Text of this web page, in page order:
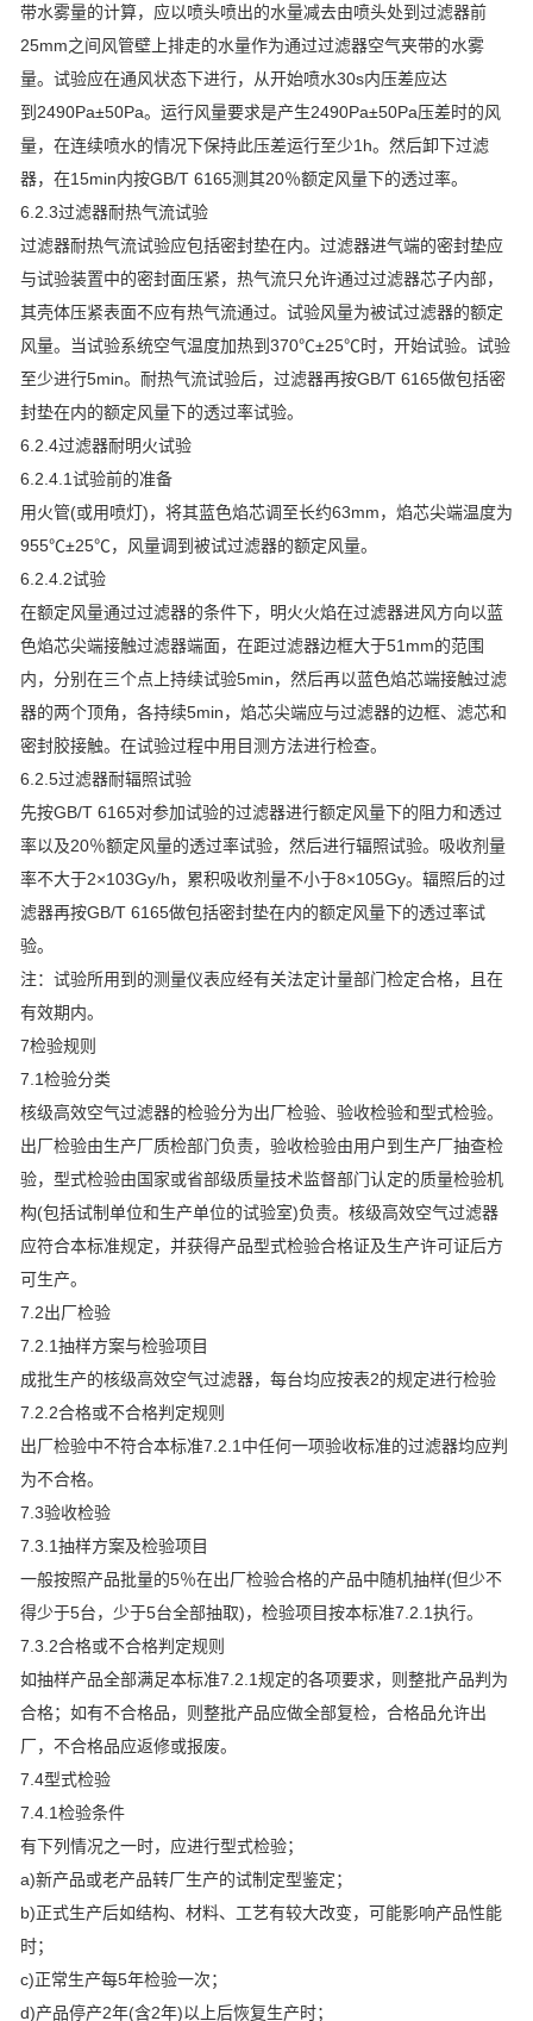
带水雾量的计算，应以喷头喷出的水量减去由喷头处到过滤器前
25mm之间风管壁上排走的水量作为通过过滤器空气夹带的水雾
量。试验应在通风状态下进行，从开始喷水30s内压差应达
到2490Pa±50Pa。运行风量要求是产生2490Pa±50Pa压差时的风
量，在连续喷水的情况下保持此压差运行至少1h。然后卸下过滤
器，在15min内按GB/T 6165测其20％额定风量下的透过率。
6.2.3过滤器耐热气流试验
过滤器耐热气流试验应包括密封垫在内。过滤器进气端的密封垫应
与试验装置中的密封面压紧，热气流只允许通过过滤器芯子内部，
其壳体压紧表面不应有热气流通过。试验风量为被试过滤器的额定
风量。当试验系统空气温度加热到370℃±25℃时，开始试验。试验
至少进行5min。耐热气流试验后，过滤器再按GB/T 6165做包括密
封垫在内的额定风量下的透过率试验。
6.2.4过滤器耐明火试验
6.2.4.1试验前的准备
用火管(或用喷灯)，将其蓝色焰芯调至长约63mm，焰芯尖端温度为
955℃±25℃，风量调到被试过滤器的额定风量。
6.2.4.2试验
在额定风量通过过滤器的条件下，明火火焰在过滤器进风方向以蓝
色焰芯尖端接触过滤器端面，在距过滤器边框大于51mm的范围
内，分别在三个点上持续试验5min，然后再以蓝色焰芯端接触过滤
器的两个顶角，各持续5min，焰芯尖端应与过滤器的边框、滤芯和
密封胶接触。在试验过程中用目测方法进行检查。
6.2.5过滤器耐辐照试验
先按GB/T 6165对参加试验的过滤器进行额定风量下的阻力和透过
率以及20％额定风量的透过率试验，然后进行辐照试验。吸收剂量
率不大于2×103Gy/h，累积吸收剂量不小于8×105Gy。辐照后的过
滤器再按GB/T 6165做包括密封垫在内的额定风量下的透过率试
验。
注：试验所用到的测量仪表应经有关法定计量部门检定合格，且在
有效期内。
7检验规则
7.1检验分类
核级高效空气过滤器的检验分为出厂检验、验收检验和型式检验。
出厂检验由生产厂质检部门负责，验收检验由用户到生产厂抽查检
验，型式检验由国家或省部级质量技术监督部门认定的质量检验机
构(包括试制单位和生产单位的试验室)负责。核级高效空气过滤器
应符合本标准规定，并获得产品型式检验合格证及生产许可证后方
可生产。
7.2出厂检验
7.2.1抽样方案与检验项目
成批生产的核级高效空气过滤器，每台均应按表2的规定进行检验
7.2.2合格或不合格判定规则
出厂检验中不符合本标准7.2.1中任何一项验收标准的过滤器均应判
为不合格。
7.3验收检验
7.3.1抽样方案及检验项目
一般按照产品批量的5％在出厂检验合格的产品中随机抽样(但少不
得少于5台，少于5台全部抽取)，检验项目按本标准7.2.1执行。
7.3.2合格或不合格判定规则
如抽样产品全部满足本标准7.2.1规定的各项要求，则整批产品判为
合格；如有不合格品，则整批产品应做全部复检，合格品允许出
厂，不合格品应返修或报废。
7.4型式检验
7.4.1检验条件
有下列情况之一时，应进行型式检验；
a)新产品或老产品转厂生产的试制定型鉴定；
b)正式生产后如结构、材料、工艺有较大改变，可能影响产品性能
时；
c)正常生产每5年检验一次；
d)产品停产2年(含2年)以上后恢复生产时；